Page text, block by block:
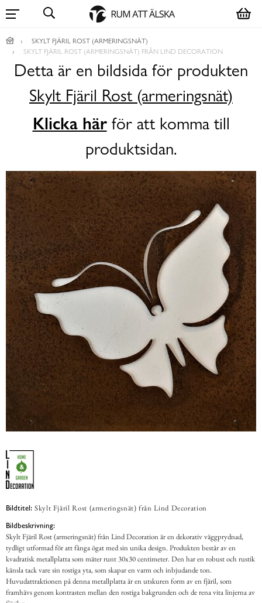
SKYLT FJÄRIL ROST (ARMERINGSNÄT)
SKYLT FJÄRIL ROST (ARMERINGSNÄT) FRÅN LIND DECORATION
Detta är en bildsida för produkten
Skylt Fjäril Rost (armeringsnät)
Klicka härför att komma till
produktsidan.
Bildtitel: Skylt Fjäril Rost (armeringsnät) från Lind Decoration
Bildbeskrivning:
Skylt Fjäril Rost (armeringsnät) från Lind Decoration är en dekorativ väggprydnad,
tydligt utformad för att fånga ögat med sin unika design. Produkten består av en
kvadratisk metallplatta som mäter runt 30x30 centimeter. Den har en robust och rustik
känsla tack vare sin rostiga yta, som skapar en varm och inbjudande ton.
Huvudattraktionen på denna metallplatta är en utskuren form av en fjäril, som
framhävs genom kontrasten mellan den rostiga bakgrunden och de rena vita linjerna av